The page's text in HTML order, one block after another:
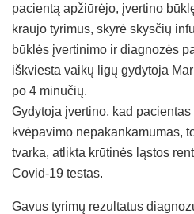
pacientą apžiūrėjo, įvertino
kraujo tyrimus, skyrė skysčių
būklės įvertinimo ir diagnozės
iškviesta vaikų ligų gydytoja
po 4 minučių.
Gydytoja įvertino, kad
kvėpavimo nepakankamumas,
tvarka, atlikta krūtinės ląstos
Covid-19 testas.
Gavus tyrimų rezultatus